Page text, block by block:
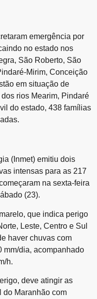
emergência por
no estado nos
São Roberto, São
Mirim, Conceição
em situação de
rios Mearim, Pindaré
do estado, 438 famílias
(Inmet) emitiu dois
intensas para as 217
na sexta-feira
(23).
que indica perigo
Leste, Centro e Sul
haver chuvas com
mm/dia, acompanhado
h.
deve atingir as
do Maranhão com